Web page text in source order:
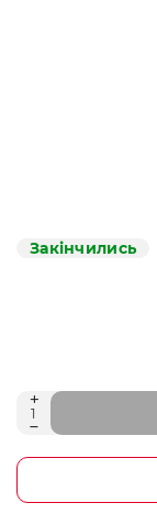
Закінчились